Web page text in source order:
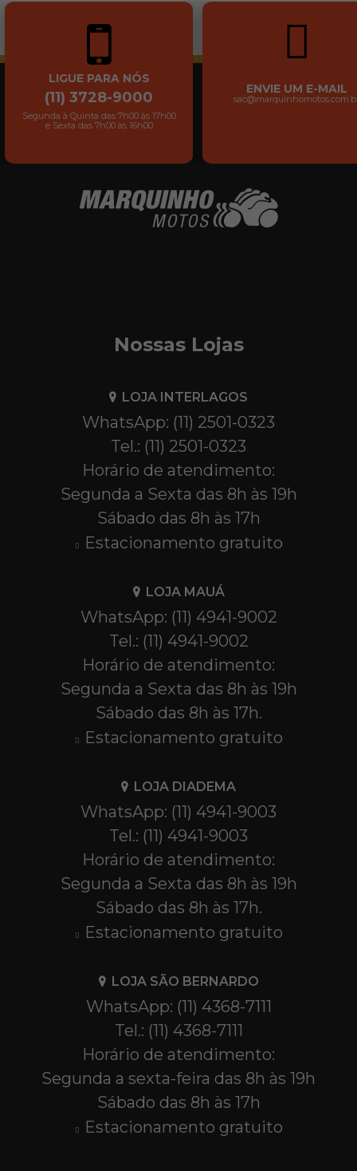
LIGUE PARA NÓS
(11) 3728-9000
Segunda à Quinta das 7h00 às 17h00
e Sexta das 7h00 às 16h00
ENVIE UM E-MAIL
Nossas Lojas
LOJA INTERLAGOS
WhatsApp: (11) 2501-0323
Tel.: (11) 2501-0323
Horário de atendimento:
Segunda a Sexta das 8h às 19h
Sábado das 8h às 17h
Estacionamento gratuito
LOJA MAUÁ
WhatsApp: (11) 4941-9002
Tel.: (11) 4941-9002
Horário de atendimento:
Segunda a Sexta das 8h às 19h
Sábado das 8h às 17h.
Estacionamento gratuito
LOJA DIADEMA
WhatsApp: (11) 4941-9003
Tel.: (11) 4941-9003
Horário de atendimento:
Segunda a Sexta das 8h às 19h
Sábado das 8h às 17h.
Estacionamento gratuito
LOJA SÃO BERNARDO
WhatsApp: (11) 4368-7111
Tel.: (11) 4368-7111
Horário de atendimento:
Segunda a sexta-feira das 8h às 19h
Sábado das 8h às 17h
Estacionamento gratuito